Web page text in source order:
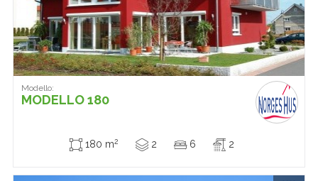
Modello:
MODELLO 180
180 m2 2 6 2